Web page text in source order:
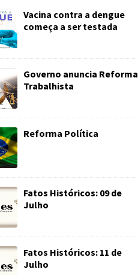
Vacina contra a dengue
começa a ser testada
Governo anuncia Reforma
Trabalhista
Reforma Política
Fatos Históricos: 09 de
Julho
Fatos Históricos: 11 de
Julho